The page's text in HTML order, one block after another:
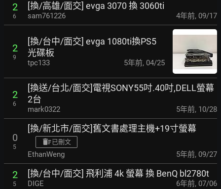
2
6
[換/高雄/面交] evga 3070 換 3060ti
sam761226 4年前, 09/17
2
9
[換/台中/面交] evga 1080ti換PS5
光碟板
tpc133 5年前, 04/25
2
6
[換送/台北/面交]電視SONY55吋.40吋,DELL螢幕
2台
mark0322 5年前, 10/28
0
5
[換/新北市/面交]舊文書處理主機+19寸螢幕
已刪文
EthanWeng 5年前, 09/27
2
5
[換/台中/面交] 飛利浦 4k 螢幕 換 BenQ bl2780t
DIGE 6年前, 07/06